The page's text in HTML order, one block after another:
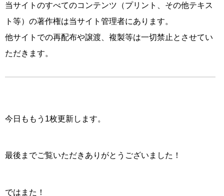
当サイトのすべてのコンテンツ（プリント、その他テキス
ト等）の著作権は当サイト管理者にあります。
他サイトでの再配布や譲渡、複製等は一切禁止とさせてい
ただきます。
今日ももう1枚更新します。
最後までご覧いただきありがとうございました！
ではまた！